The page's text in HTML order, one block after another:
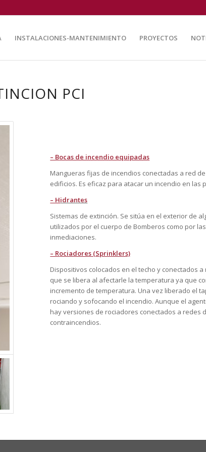
INSTALACIONES-MANTENIMIENTO PROYECTOS
PCI
– Bocas de incendio equipadas
Mangueras fijas de incendios conectadas a red
edificios. Es eficaz para atacar un incendio en
– Hidrantes
Sistemas de extinción. Se sitúa en el exterior de
utilizados por el cuerpo de Bomberos como por
inmediaciones.
– Rociadores (Sprinklers)
Dispositivos colocados en el techo y conectados
que se libera al afectarle la temperatura ya que
incremento de temperatura. Una vez liberado el
rociando y sofocando el incendio. Aunque el
hay versiones de rociadores conectados a redes
contraincendios.